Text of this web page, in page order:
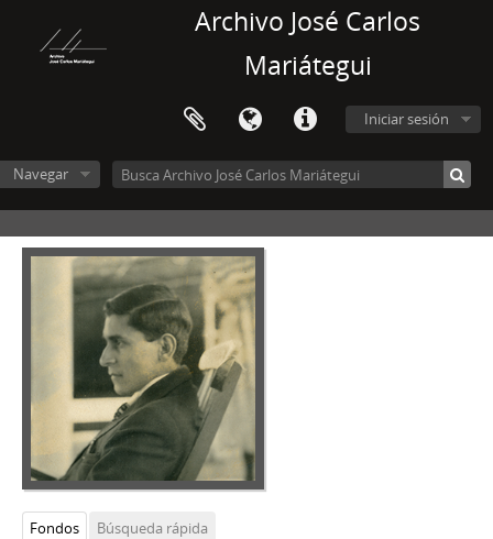
Archivo José Carlos
Mariátegui
Iniciar sesión
Navegar
Fondos
Búsqueda rápida